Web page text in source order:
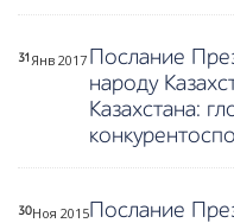
31 Янв 2017 Послание
народу
Казахстана:
30Ноя 2015Послание